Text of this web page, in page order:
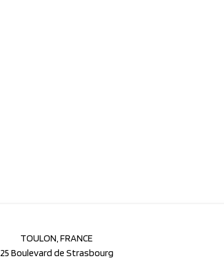
TOULON, FRANCE
25 Boulevard de Strasbourg